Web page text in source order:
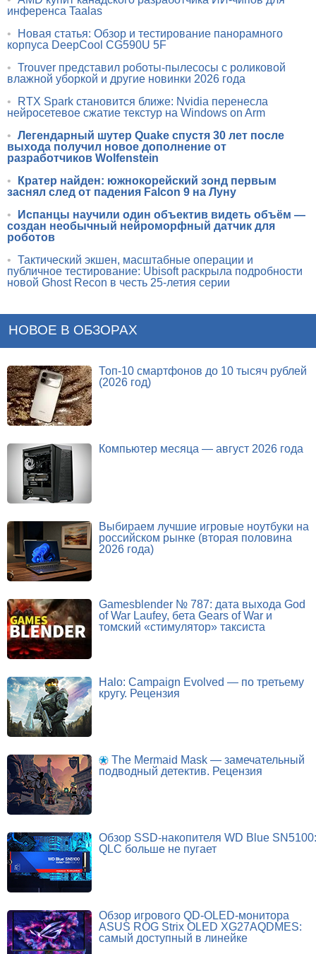
инференса Taalas
•
Новая статья: Обзор и тестирование панорамного
корпуса DeepCool CG590U 5F
• Trouver представил роботы-пылесосы с роликовой
влажной уборкой и другие новинки 2026 года
•
RTX Spark становится ближе: Nvidia перенесла
нейросетевое сжатие текстур на Windows on Arm
• Легендарный шутер Quake спустя 30 лет после
выхода получил новое дополнение от
разработчиков Wolfenstein
•
Кратер найден: южнокорейский зонд первым
заснял след от падения Falcon 9 на Луну
•
Испанцы научили один объектив видеть объём —
создан необычный нейроморфный датчик для
роботов
• Тактический экшен, масштабные операции и
публичное тестирование: Ubisoft раскрыла подробности
новой Ghost Recon в честь 25-летия серии
НОВОЕ В ОБЗОРАХ
Топ-10 смартфонов до 10 тысяч рублей
(2026 год)
Компьютер месяца — август 2026 года
Выбираем лучшие игровые ноутбуки на
российском рынке (вторая половина
2026 года)
Gamesblender № 787: дата выхода God
of War Laufey, бета Gears of War и
томский «стимулятор» таксиста
Halo: Campaign Evolved — по третьему
кругу. Рецензия
The Mermaid Mask — замечательный
подводный детектив. Рецензия
Обзор SSD-накопителя WD Blue SN5100:
QLC больше не пугает
Обзор игрового QD-OLED-монитора
ASUS ROG Strix OLED XG27AQDMES:
самый доступный в линейке